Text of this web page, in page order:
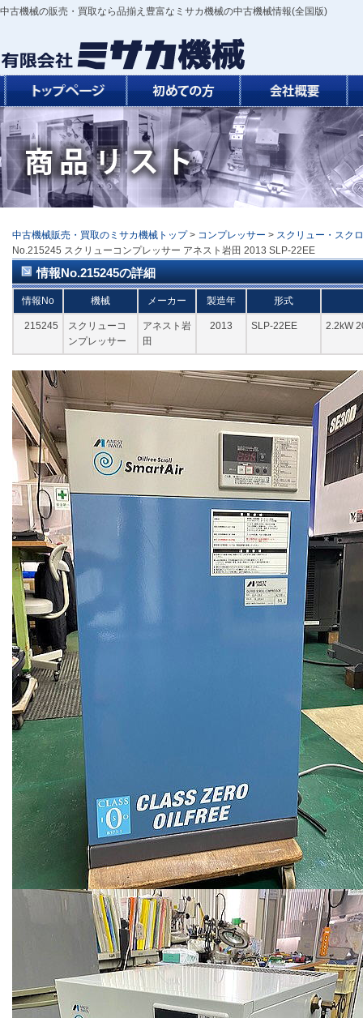
中古機械の販売・買取なら品揃え豊富なミサカ機械の中古機械情報(全国版)
中古機械販売・買取のミサカ機械トップ > コンプレッサー > スクリュー・スク
No.215245 スクリューコンプレッサー アネスト岩田 2013 SLP-22EE
情報No.215245の詳細
情報No 機械 メーカー 製造年 形式
215245
スクリューコ
ンプレッサー
アネスト岩
田
2013 SLP-22EE 2.2kW